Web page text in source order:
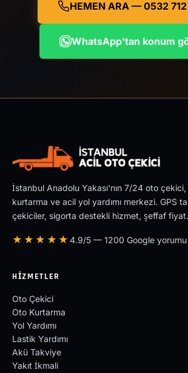
HEMEN ARA — 0532 712
WhatsApp'tan konum
İstanbul Anadolu Yakası'nın 7/24 oto
kurtarma ve acil yol yardımı merkezi. GPS
çekiciler, sigorta destekli hizmet, şeffaf fiyat.
★★★★★ 4.9/5 — 1200 Google yorumu
HIZMETLER
Oto Çekici
Oto Kurtarma
Yol Yardımı
Lastik Yardımı
Akü Takviye
Yakıt İkmali